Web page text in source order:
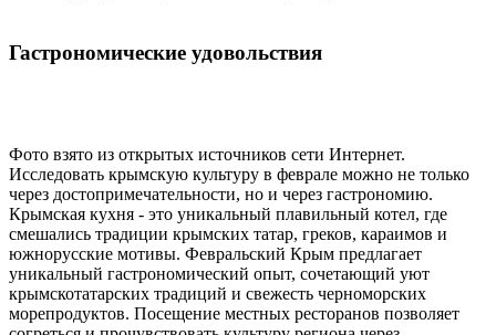
Гастрономические удовольствия
Фото взято из открытых источников сети Интернет.
Исследовать крымскую культуру в феврале можно не только
через достопримечательности, но и через гастрономию.
Крымская кухня - это уникальный плавильный котел, где
смешались традиции крымских татар, греков, караимов и
южнорусские мотивы. Февральский Крым предлагает
уникальный гастрономический опыт, сочетающий уют
крымскотатарских традиций и свежесть черноморских
морепродуктов. Посещение местных ресторанов позволяет